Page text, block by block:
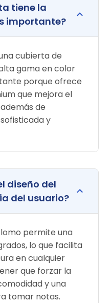
tiene la
importante?
cubierta de
gama en color
porque ofrece
que mejora el
de
y
diseño del
del usuario?
permite una
lo que facilita
en cualquier
que forzar la
y una
tomar notas.